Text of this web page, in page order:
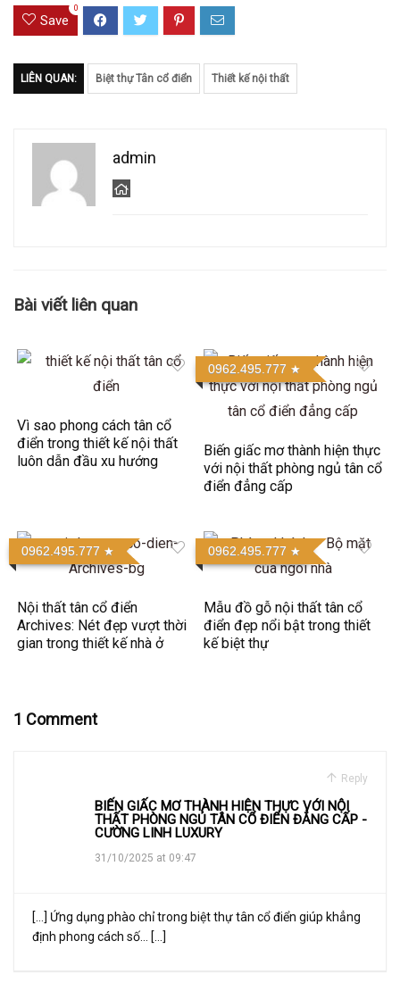
Save
0
LIÊN QUAN: Biệt thự Tân cổ điển Thiết kế nội thất
admin
Bài viết liên quan
Vì sao phong cách tân cổ
điển trong thiết kế nội thất
luôn dẫn đầu xu hướng
0962.495.777
Biến giấc mơ thành hiện thực
với nội thất phòng ngủ tân cổ
điển đẳng cấp
0962.495.777
Nội thất tân cổ điển
Archives: Nét đẹp vượt thời
gian trong thiết kế nhà ở
0962.495.777
Mẫu đồ gỗ nội thất tân cổ
điển đẹp nổi bật trong thiết
kế biệt thự
1 Comment
Reply
BIẾN GIẤC MƠ THÀNH HIỆN THỰC VỚI NỘI
THẤT PHÒNG NGỦ TÂN CỔ ĐIỂN ĐẲNG CẤP -
CƯỜNG LINH LUXURY
31/10/2025 at 09:47
[…] Ứng dụng phào chỉ trong biệt thự tân cổ điển giúp khẳng
định phong cách số… […]